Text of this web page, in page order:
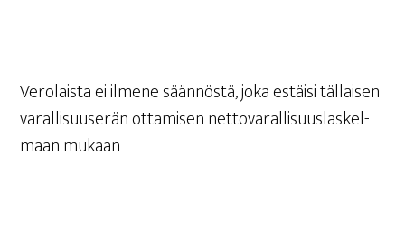
Vero­lais­ta ei ilme­ne sään­nös­tä, joka estäi­si täl­lai­sen
varal­li­suuse­rän otta­mi­sen net­to­va­ral­li­suus­las­kel­
maan mukaan